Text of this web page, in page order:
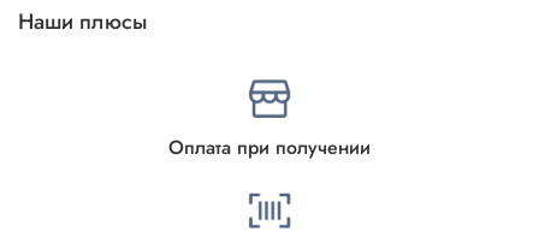
Наши плюсы
Оплата при получении